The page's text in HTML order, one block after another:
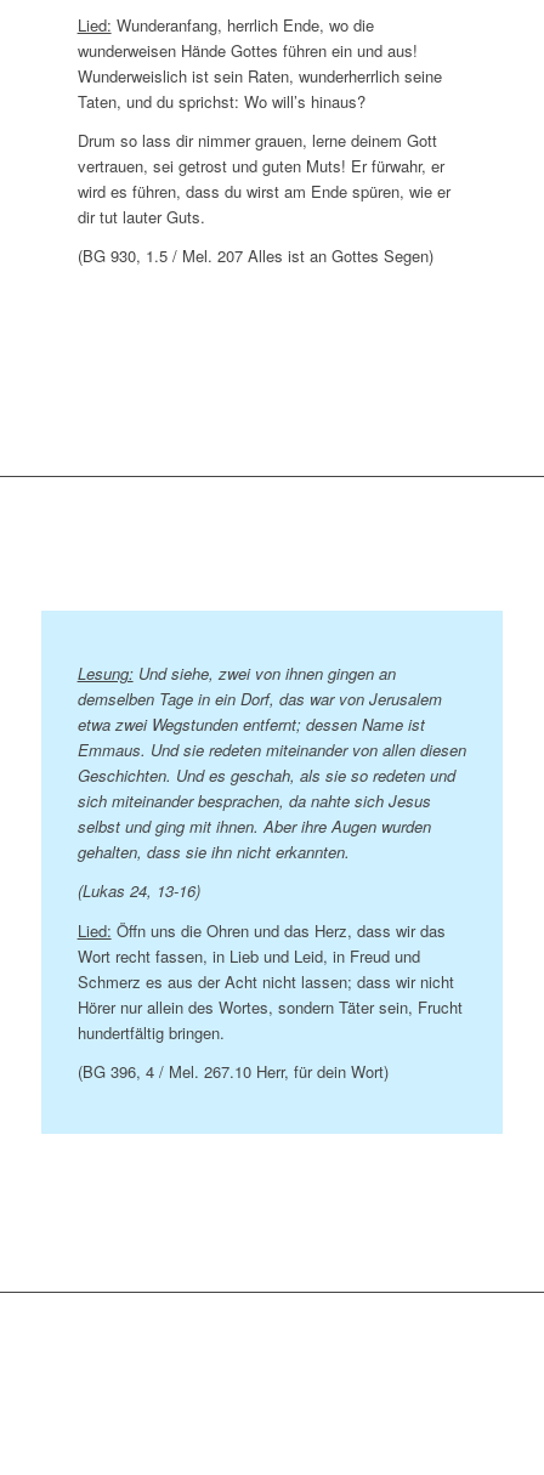
Lied: Wunderanfang, herrlich Ende, wo die
wunderweisen Hände Gottes führen ein und aus!
Wunderweislich ist sein Raten, wunderherrlich seine
Taten, und du sprichst: Wo will’s hinaus?
Drum so lass dir nimmer grauen, lerne deinem Gott
vertrauen, sei getrost und guten Muts! Er fürwahr, er
wird es führen, dass du wirst am Ende spüren, wie er
dir tut lauter Guts.
(BG 930, 1.5 / Mel. 207 Alles ist an Gottes Segen)
Lesung:Und siehe, zwei von ihnen gingen an
demselben Tage in ein Dorf, das war von Jerusalem
etwa zwei Wegstunden entfernt; dessen Name ist
Emmaus. Und sie redeten miteinander von allen diesen
Geschichten. Und es geschah, als sie so redeten und
sich miteinander besprachen, da nahte sich Jesus
selbst und ging mit ihnen. Aber ihre Augen wurden
gehalten, dass sie ihn nicht erkannten.
(Lukas 24, 13-16)
Lied: Öffn uns die Ohren und das Herz, dass wir das
Wort recht fassen, in Lieb und Leid, in Freud und
Schmerz es aus der Acht nicht lassen; dass wir nicht
Hörer nur allein des Wortes, sondern Täter sein, Frucht
hundertfältig bringen.
(BG 396, 4 / Mel. 267.10 Herr, für dein Wort)